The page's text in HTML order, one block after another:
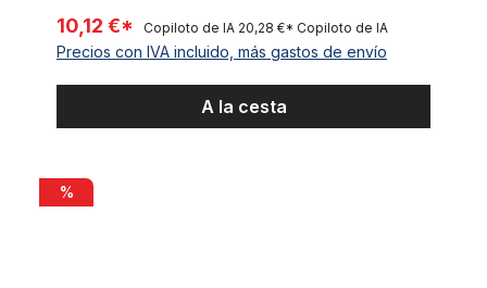
10,12 €* Copiloto de IA 20,28 €* Copiloto de IA
Precios con IVA incluido, más gastos de envío
A la cesta
Cubierta clincher, 28 x 1 1/2 en blanco crema
%